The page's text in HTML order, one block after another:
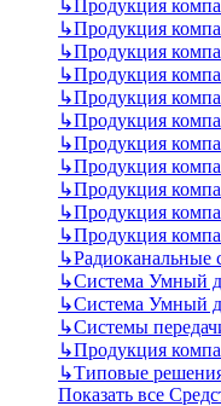
↳Продукция
↳Продукция
↳Продукция
↳Продукция
↳Продукция
↳Продукция
↳Продукция
↳Продукция
↳Продукция
↳Продукция
↳Продукция
↳Радиоканальные
↳Система Умный
↳Система Умный
↳Системы
↳Продукция
↳Типовые
Показать все